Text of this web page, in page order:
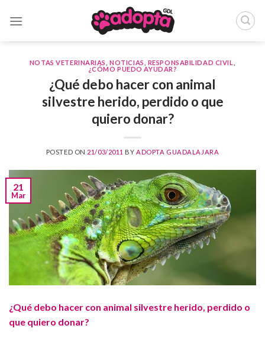
NOTAS VETERINARIAS ,NOTICIAS RESPONSABILIDAD CIVIL
¿CÓMO PUEDO AYUDAR?
¿Qué debo hacer con animal
silvestre herido, perdido o que
quiero donar?
POSTED ON 21/03/2011 BY ADOPTA GUADALAJARA
21
Mar
¿Qué debo hacer con animal silvestre herido, perdido o
que quiero donar?